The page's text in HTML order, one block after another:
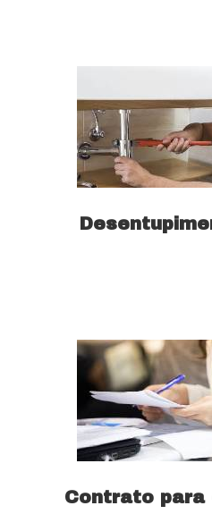
Contrato para